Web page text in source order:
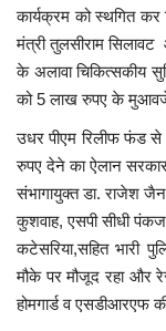
लाइफस्टाइल
खेल
ब्रेकिंग न्यूज़
व्यापार
टेक न्यूज़
कार्यक्रम को स्थगित कर
मंत्री तुलसीराम
के अलावा चिकित्सकीय
को 5 लाख रुपए के मुआवजे
उधर पीएम रिलीफ फंड से
रुपए देने का ऐलान सरकार
संभागायुक्त डा. राजेश
कुशवाह, एसपी सीधी
कटेसरिया,सहित भारी
मौके पर मौजूद रहा और
होमगार्ड व एसडीआरएफ